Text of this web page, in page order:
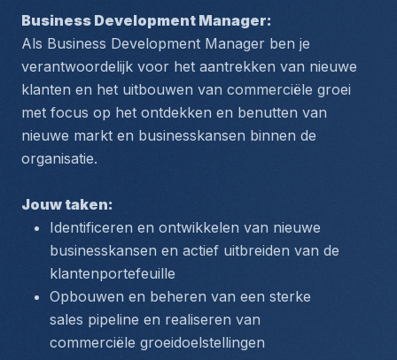
Business Development Manager:
Als Business Development Manager ben je
verantwoordelijk voor het aantrekken van nieuwe
klanten en het uitbouwen van commerciële groei
met focus op het ontdekken en benutten van
nieuwe markt en businesskansen binnen de
organisatie.
Jouw taken:
Identificeren en ontwikkelen van nieuwe
businesskansen en actief uitbreiden van de
klantenportefeuille
Opbouwen en beheren van een sterke
sales pipeline en realiseren van
commerciële groeidoelstellingen